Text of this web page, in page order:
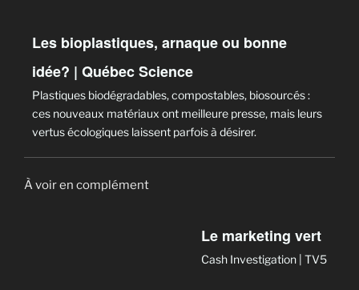
Les bioplastiques, arnaque ou bonne
idée? | Québec Science
Plastiques biodégradables, compostables, biosourcés :
ces nouveaux matériaux ont meilleure presse, mais leurs
vertus écologiques laissent parfois à désirer.
À voir en complément
Le marketing vert
Cash Investigation | TV5